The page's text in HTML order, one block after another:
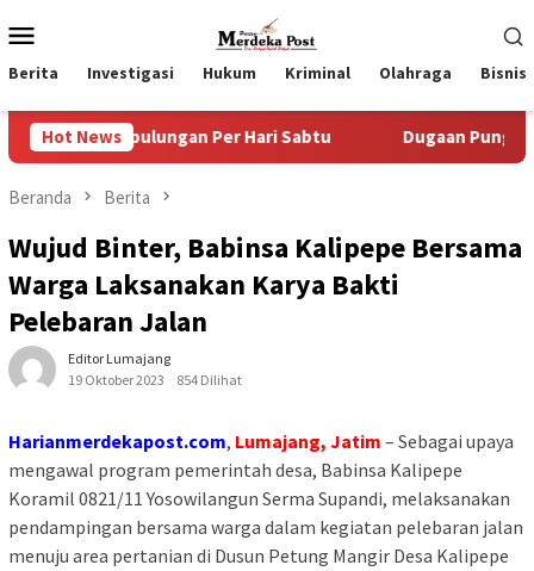
ke
kontenMobile
Berita Investigasi Hukum Kriminal Olahraga Bisnis
Hot NewsPer Hari Sabtu Dugaan Pungli SKAB di BPRD
Beranda Berita
Wujud Binter, Babinsa Kalipepe Bersama
Warga Laksanakan Karya Bakti
Pelebaran Jalan
Editor Lumajang
19 Oktober 2023
854 Dilihat
Harianmerdekapost.com, Lumajang, Jatim – Sebagai upaya
mengawal program pemerintah desa, Babinsa Kalipepe
Koramil 0821/11 Yosowilangun Serma Supandi, melaksanakan
pendampingan bersama warga dalam kegiatan pelebaran jalan
menuju area pertanian di Dusun Petung Mangir Desa Kalipepe